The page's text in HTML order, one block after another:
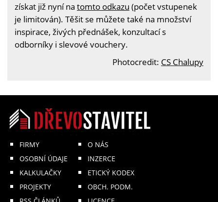
získat již nyní na tomto odkazu (počet vstupenek
je limitován). Těšit se můžete také na množství
inspirace, živých přednášek, konzultací s
odborníky i slevové vouchery.
Photocredit: CS Chalupy
FIRMY
OSOBNÍ ÚDAJE
KALKULAČKY
PROJEKTY
O NÁS
INZERCE
ETICKÝ KODEX
OBCH. PODM.